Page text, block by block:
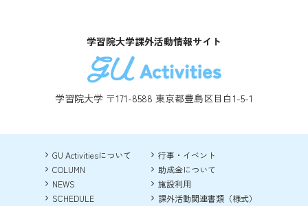
学習院大学課外活動情報サイト
学習院大学 〒171-8588 東京都豊島区目白1-5-1
GU Activitiesについて
COLUMN
NEWS
SCHEDULE
行事・イベント
助成金について
施設利用
課外活動関連書類（様式）